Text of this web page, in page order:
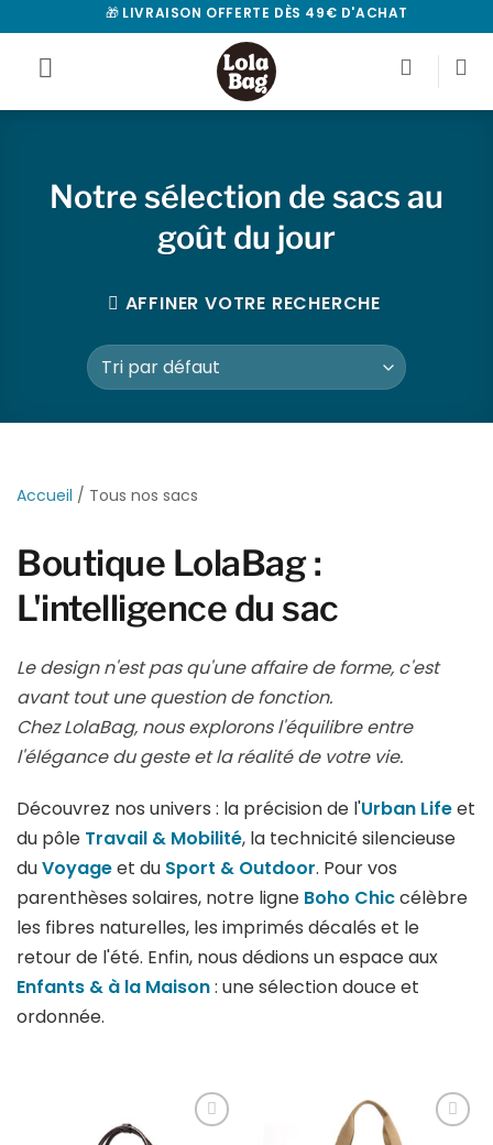
au
contenu
🎁 LIVRAISON OFFERTE DÈS 49€ D'ACHAT
Notre sélection de sacs au
goût du jour
AFFINER VOTRE RECHERCHE
Accueil / Tous nos sacs
Boutique LolaBag :
L'intelligence du sac
Le design n'est pas qu'une affaire de forme, c'est
avant tout une question de fonction.
Chez LolaBag, nous explorons l'équilibre entre
l'élégance du geste et la réalité de votre vie.
Découvrez nos univers : la précision de l'Urban Lifeet
du pôle Travail & Mobilité, la technicité silencieuse
duVoyageet du Sport & Outdoor. Pour vos
parenthèses solaires, notre ligne Boho Chiccélèbre
les fibres naturelles, les imprimés décalés et le
retour de l'été. Enfin, nous dédions un espace aux
Enfants & à la Maison: une sélection douce et
ordonnée.